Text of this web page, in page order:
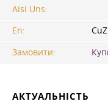
Aisi Uns:
En:
Замовити:
АКТУАЛЬНІСТЬ